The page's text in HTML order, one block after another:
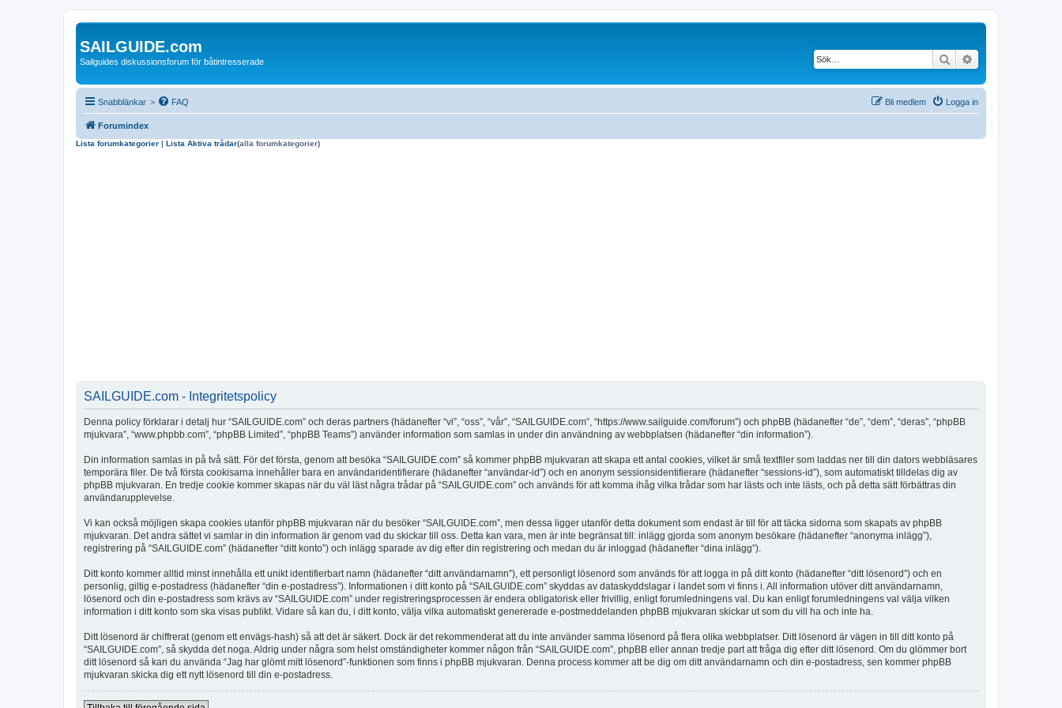
SAILGUIDE.com
Sailguides diskussionsforum för båtintresserade Sök
Snabblänkar > FAQ Logga in
Bli medlem
Forumindex
Lista forumkategorier | Lista Aktiva trådar(alla forumkategorier)
SAILGUIDE.com - Integritetspolicy
Denna policy förklarar i detalj hur “SAILGUIDE.com” och deras partners (hädanefter “vi”, “oss”, “vår”, “SAILGUIDE.com”, “https://www.sailguide.com/forum”) och phpBB (hädanefter “de”, “dem”, “deras”, “phpBB
mjukvara”, “www.phpbb.com”, “phpBB Limited”, “phpBB Teams”) använder information som samlas in under din användning av webbplatsen (hädanefter “din information”).
Din information samlas in på två sätt. För det första, genom att besöka “SAILGUIDE.com” så kommer phpBB mjukvaran att skapa ett antal cookies, vilket är små textfiler som laddas ner till din dators webbläsares
temporära filer. De två första cookisarna innehåller bara en användaridentifierare (hädanefter “användar-id”) och en anonym sessionsidentifierare (hädanefter “sessions-id”), som automatiskt tilldelas dig av
phpBB mjukvaran. En tredje cookie kommer skapas när du väl läst några trådar på “SAILGUIDE.com” och används för att komma ihåg vilka trådar som har lästs och inte lästs, och på detta sätt förbättras din
användarupplevelse.
Vi kan också möjligen skapa cookies utanför phpBB mjukvaran när du besöker “SAILGUIDE.com”, men dessa ligger utanför detta dokument som endast är till för att täcka sidorna som skapats av phpBB
mjukvaran. Det andra sättet vi samlar in din information är genom vad du skickar till oss. Detta kan vara, men är inte begränsat till: inlägg gjorda som anonym besökare (hädanefter “anonyma inlägg”),
registrering på “SAILGUIDE.com” (hädanefter “ditt konto”) och inlägg sparade av dig efter din registrering och medan du är inloggad (hädanefter “dina inlägg”).
Ditt konto kommer alltid minst innehålla ett unikt identifierbart namn (hädanefter “ditt användarnamn”), ett personligt lösenord som används för att logga in på ditt konto (hädanefter “ditt lösenord”) och en
personlig, giltig e-postadress (hädanefter “din e-postadress”). Informationen i ditt konto på “SAILGUIDE.com” skyddas av dataskyddslagar i landet som vi finns i. All information utöver ditt användarnamn,
lösenord och din e-postadress som krävs av “SAILGUIDE.com” under registreringsprocessen är endera obligatorisk eller frivillig, enligt forumledningens val. Du kan enligt forumledningens val välja vilken
information i ditt konto som ska visas publikt. Vidare så kan du, i ditt konto, välja vilka automatiskt genererade e-postmeddelanden phpBB mjukvaran skickar ut som du vill ha och inte ha.
Ditt lösenord är chiffrerat (genom ett envägs-hash) så att det är säkert. Dock är det rekommenderat att du inte använder samma lösenord på flera olika webbplatser. Ditt lösenord är vägen in till ditt konto på
“SAILGUIDE.com”, så skydda det noga. Aldrig under några som helst omständigheter kommer någon från “SAILGUIDE.com”, phpBB eller annan tredje part att fråga dig efter ditt lösenord. Om du glömmer bort
ditt lösenord så kan du använda “Jag har glömt mitt lösenord”-funktionen som finns i phpBB mjukvaran. Denna process kommer att be dig om ditt användarnamn och din e-postadress, sen kommer phpBB
mjukvaran skicka dig ett nytt lösenord till din e-postadress.